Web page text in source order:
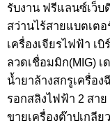
รับงาน ฟรีแลนซ์เว็บ
สว่านไร้สายแบตเตอ
เครื่องเจียรไฟฟ้า เบิ
ลวดเชื่อมมิก(MIG) เ
น้ำยาล้างสกรูเครื่อง
รอกสลิงไฟฟ้า 2 สาย
ขายเครื่องต๊าปเกลี